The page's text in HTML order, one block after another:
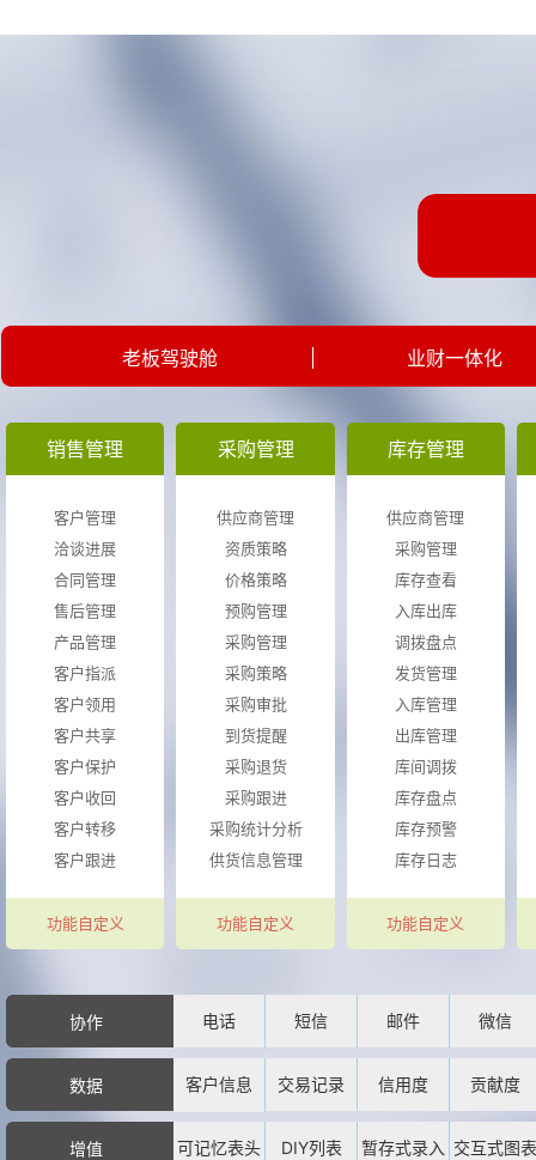
老板驾驶舱 业财一体化
销售管理
客户管理
洽谈进展
合同管理
售后管理
产品管理
客户指派
客户领用
客户共享
客户保护
客户收回
客户转移
客户跟进
功能自定义
采购管理
供应商管理
资质策略
价格策略
预购管理
采购管理
采购策略
采购审批
到货提醒
采购退货
采购跟进
采购统计分析
供货信息管理
功能自定义
库存管理
供应商管理
采购管理
库存查看
入库出库
调拨盘点
发货管理
入库管理
出库管理
库间调拨
库存盘点
库存预警
库存日志
功能自定义
协作 电话 短信 邮件 微信
数据 客户信息 交易记录 信用度 贡献度
增值 可记忆表头 DIY列表 暂存式录入 交互式图